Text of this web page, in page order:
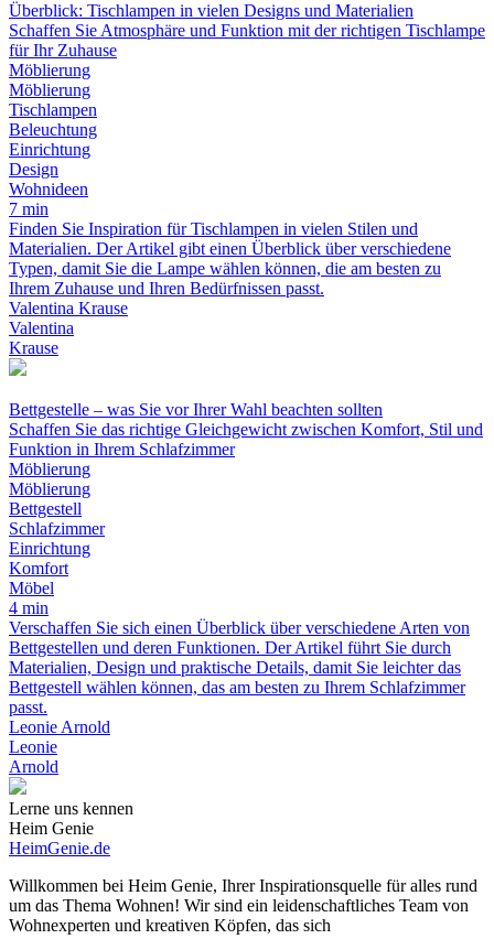
Überblick: Tischlampen in vielen Designs und Materialien
Schaffen Sie Atmosphäre und Funktion mit der richtigen Tischlampe
für Ihr Zuhause
Möblierung
Möblierung
Tischlampen
Beleuchtung
Einrichtung
Design
Wohnideen
7 min
Finden Sie Inspiration für Tischlampen in vielen Stilen und
Materialien. Der Artikel gibt einen Überblick über verschiedene
Typen, damit Sie die Lampe wählen können, die am besten zu
Ihrem Zuhause und Ihren Bedürfnissen passt.
Valentina Krause
Valentina
Krause
Bettgestelle – was Sie vor Ihrer Wahl beachten sollten
Schaffen Sie das richtige Gleichgewicht zwischen Komfort, Stil und
Funktion in Ihrem Schlafzimmer
Möblierung
Möblierung
Bettgestell
Schlafzimmer
Einrichtung
Komfort
Möbel
4 min
Verschaffen Sie sich einen Überblick über verschiedene Arten von
Bettgestellen und deren Funktionen. Der Artikel führt Sie durch
Materialien, Design und praktische Details, damit Sie leichter das
Bettgestell wählen können, das am besten zu Ihrem Schlafzimmer
passt.
Leonie Arnold
Leonie
Arnold
Lerne uns kennen
Heim Genie
HeimGenie.de
Willkommen bei Heim Genie, Ihrer Inspirationsquelle für alles rund
um das Thema Wohnen! Wir sind ein leidenschaftliches Team von
Wohnexperten und kreativen Köpfen, das sich